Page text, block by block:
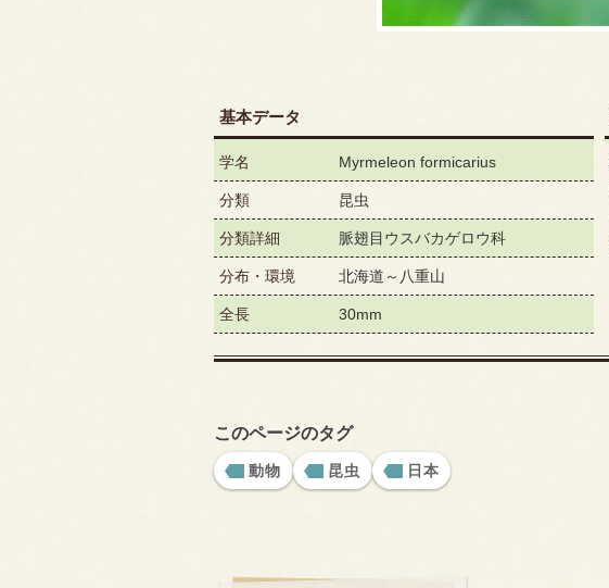
基本データ
学名 Myrmeleon formicarius
分類 昆虫
分類詳細 脈翅目ウスバカゲロウ科
分布・環境 北海道～八重山
全長 30mm
このページのタグ
動物 昆虫 日本